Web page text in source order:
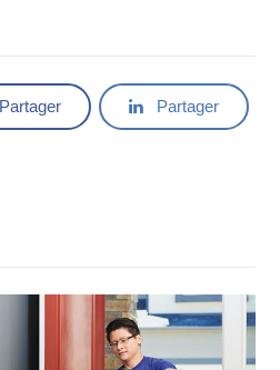
Partager Partager